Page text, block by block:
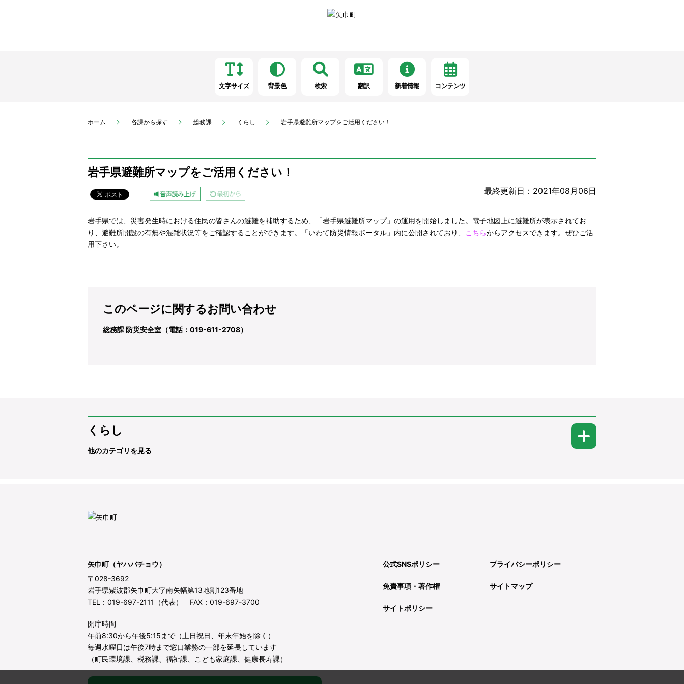
文字サイズ 背景色 検索 翻訳 新着情報 コンテンツ
ホーム 各課から探す 総務課 くらし 岩手県避難所マップをご活用ください！
岩手県避難所マップをご活用ください！
最終更新日：2021年08月06日
岩手県では、災害発生時における住民の皆さんの避難を補助するため、「岩手県避難所マップ」の運用を開始しました。電子地図上に避難所が表示されてお
り、避難所開設の有無や混雑状況等をご確認することができます。「いわて防災情報ポータル」内に公開されており、
こちらからアクセスできます。ぜひご活
用下さい。
このページに関するお問い合わせ
総務課 防災安全室（電話：019-611-2708）
くらし
他のカテゴリを見る
矢巾町（ヤハバチョウ）
〒028-3692
岩手県紫波郡矢巾町大字南矢幅第13地割123番地
TEL：019-697-2111（代表） FAX：019-697-3700
開庁時間
午前8:30から午後5:15まで（土日祝日、年末年始を除く）
毎週水曜日は午後7時まで窓口業務の一部を延長しています
（町民環境課、税務課、福祉課、こども家庭課、健康長寿課）
公式SNSポリシー プライバシーポリシー
免責事項・著作権 サイトマップ
サイトポリシー